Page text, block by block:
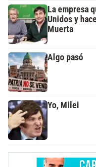
La empresa
Unidos y
Muerta
Algo pasó
Yo, Milei